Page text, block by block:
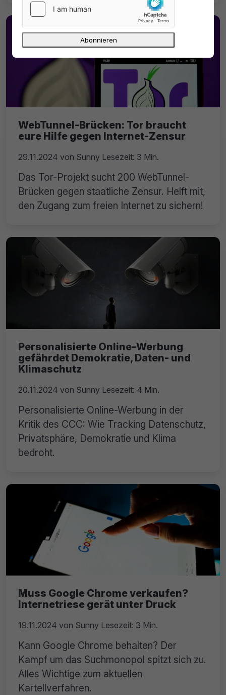
WebTunnel-Brücken: Tor braucht
eure Hilfe gegen Internet-Zensur
29.11.2024 von Sunny Lesezeit: 3 Min.
Das Tor-Projekt sucht 200 WebTunnel-
Brücken gegen staatliche Zensur. Helft mit,
den Zugang zum freien Internet zu sichern!
Personalisierte Online-Werbung
gefährdet Demokratie, Daten- und
Klimaschutz
20.11.2024 von Sunny Lesezeit: 4 Min.
Personalisierte Online-Werbung in der
Kritik des CCC: Wie Tracking Datenschutz,
Privatsphäre, Demokratie und Klima
bedroht.
Muss Google Chrome verkaufen?
Internetriese gerät unter Druck
19.11.2024 von Sunny Lesezeit: 3 Min.
Kann Google Chrome behalten? Der
Kampf um das Suchmonopol spitzt sich zu.
Alles Wichtige zum aktuellen
Kartellverfahren.